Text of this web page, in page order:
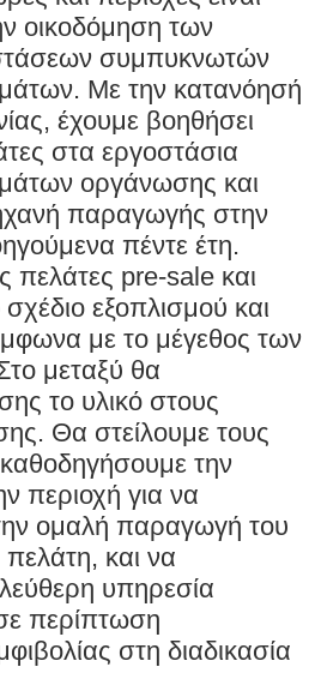
οικοδόμηση των
συμπυκνωτών
Με την κατανόησή
έχουμε βοηθήσει
στα εργοστάσια
οργάνωσης και
παραγωγής στην
πέντε έτη.
πελάτες pre-sale και
εξοπλισμού και
με το μέγεθος των
μεταξύ θα
το υλικό στους
Θα στείλουμε τους
καθοδηγήσουμε την
περιοχή για να
ομαλή παραγωγή του
και να
υπηρεσία
περίπτωση
στη διαδικασία